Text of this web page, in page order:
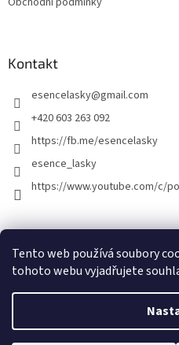
Tento web používá soubory
tohoto webu vyjadřujete
Kontakt
esencelasky@gmail.com
+420 603 263 092
https://fb.me/esencelasky
esence_lasky
https://www.youtube.com/c/